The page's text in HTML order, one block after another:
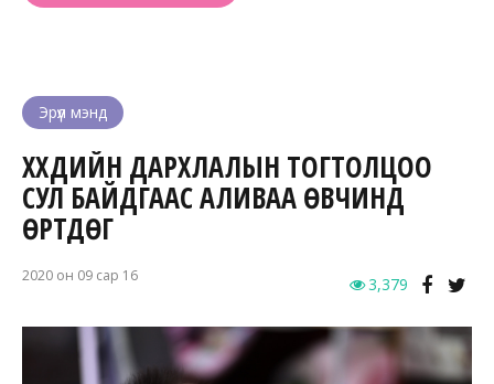
Эрүүл мэнд
ХҮҮХДИЙН ДАРХЛАЛЫН ТОГТОЛЦОО
СУЛ БАЙДГААС АЛИВАА ӨВЧИНД
ӨРТДӨГ
2020 он 09 сар 16 3,379